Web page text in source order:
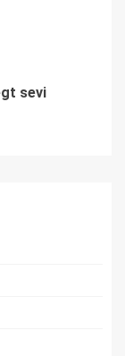
sevi